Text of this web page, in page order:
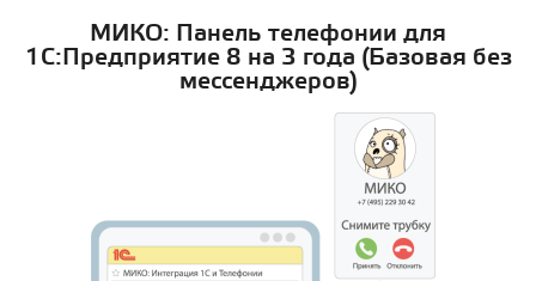
МИКО: Панель телефонии для
1С:Предприятие 8 на 3 года (Базовая без
мессенджеров)